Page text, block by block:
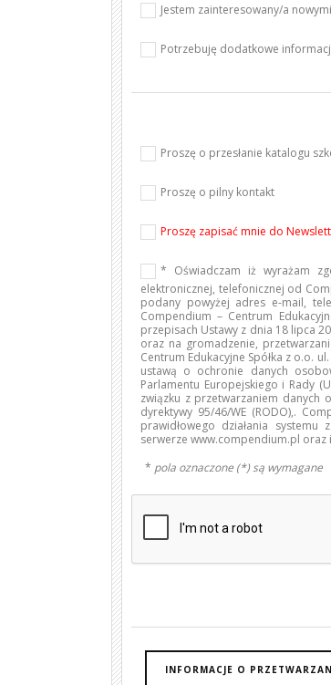
Jestem zainteresowany/a
Potrzebuję dodatkowe
Proszę o przesłanie katalogu
Proszę o pilny kontakt
Proszę zapisać mnie do
* Oświadczam iż wyrażam
elektronicznej, telefonicznej od
podany powyżej adres e-mail,
Compendium – Centrum
przepisach Ustawy z dnia 18 lipca
oraz na gromadzenie,
Centrum Edukacyjne Spółka z o.o.
ustawą o ochronie danych
Parlamentu Europejskiego i Rady
związku z przetwarzaniem danych
dyrektywy 95/46/WE (RODO),.
prawidłowego działania
serwerze www.compendium.pl oraz
* pola oznaczone (*) są wymagane
INFORMACJE O